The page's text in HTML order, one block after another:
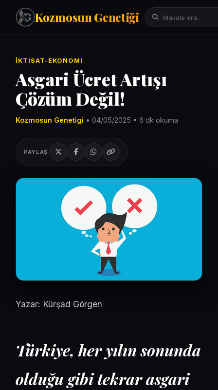
Kozmosun Genetiği
Tarih
İktisat-Ekonomi
Fizik-Astronomi
Teknoloji
Çeviriler
Bilgisayar Bilimleri/Yapay Zeka
Evrim Genetik Biyoloji
Sanat
Arama:
İKTISAT-EKONOMI
Asgari Ücret Artışı
Çözüm Değil!
Kozmosun Genetigi • 04/05/2025 • 6 dk okuma
PAYLAŞ
Yazar: Kürşad Görgen
Türkiye, her yılın sonunda
olduğu gibi tekrar asgari